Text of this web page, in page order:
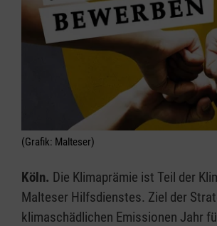
(Grafik: Malteser)
Köln. Die Klimaprämie ist Teil der
Malteser Hilfsdienstes. Ziel der
klimaschädlichen Emissionen Jahr